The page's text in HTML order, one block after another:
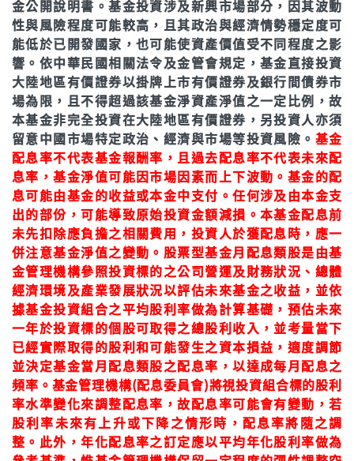
金公開說明書。基金投資涉及新興市場部分，因其波動
性與風險程度可能較高，且其政治與經濟情勢穩定度可
能低於已開發國家，也可能使資產價值受不同程度之影
響。依中華民國相關法令及金管會規定，基金直接投資
大陸地區有價證券以掛牌上市有價證券及銀行間債券市
場為限，且不得超過該基金淨資產淨值之一定比例，故
本基金非完全投資在大陸地區有價證券，另投資人亦須
留意中國市場特定政治、經濟與市場等投資風險。 基金
配息率不代表基金報酬率，且過去配息率不代表未來配
息率，基金淨值可能因市場因素而上下波動。基金的配
息可能由基金的收益或本金中支付。任何涉及由本金支
出的部份，可能導致原始投資金額減損。本基金配息前
未先扣除應負擔之相關費用，投資人於獲配息時，應一
併注意基金淨值之變動。股票型基金月配息類股是由基
金管理機構參照投資標的之公司營運及財務狀況、總體
經濟環境及產業發展狀況以評估未來基金之收益，並依
據基金投資組合之平均股利率做為計算基礎，預估未來
一年於投資標的個股可取得之總股利收入，並考量當下
已經實際取得的股利和可能發生之資本損益，適度調節
並決定基金當月配息類股之配息率，以達成每月配息之
頻率。基金管理機構(配息委員會)將視投資組合標的股利
率水準變化來調整配息率，故配息率可能會有變動，若
股利率未來有上升或下降之情形時，配息率將隨之調
整。此外，年化配息率之訂定應以平均年化股利率做為